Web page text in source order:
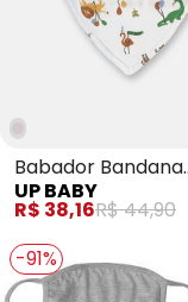
Babador Bandana
Suedine Estampado
UP BABY
R$ 38,16R$ 44,90
-91%